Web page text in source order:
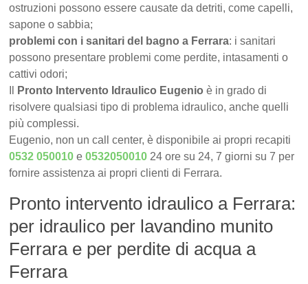
ostruzioni possono essere causate da detriti, come capelli,
sapone o sabbia;
problemi con i sanitari del bagno a Ferrara: i sanitari
possono presentare problemi come perdite, intasamenti o
cattivi odori;
Pronto Intervento Idraulico Eugenio è in grado di
risolvere qualsiasi tipo di problema idraulico, anche quelli
più complessi.
Eugenio, non un call center, è disponibile ai propri recapiti
0532 050010 e0532050010 24 ore su 24, 7 giorni su 7 per
fornire assistenza ai propri clienti di Ferrara.
Pronto intervento idraulico a Ferrara:
per idraulico per lavandino munito
Ferrara e per perdite di acqua a
Ferrara